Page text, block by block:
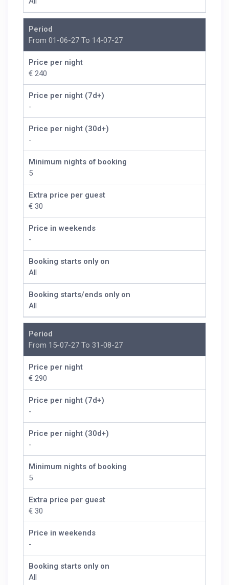
Period
From 01-06-27 To 14-07-27
Price per night
€ 240
Price per night (7d+)
-
Price per night (30d+)
-
Minimum nights of booking
5
Extra price per guest
€ 30
Price in weekends
-
Booking starts only on
All
Booking starts/ends only on
All
Period
From 15-07-27 To 31-08-27
Price per night
€ 290
Price per night (7d+)
-
Price per night (30d+)
-
Minimum nights of booking
5
Extra price per guest
€ 30
Price in weekends
-
Booking starts only on
All